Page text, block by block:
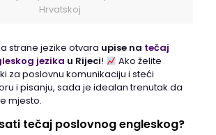
Hrvatskoj
strane jezike otvara upise na tečaj
jezika u Rijeci!
Ako želite
za poslovnu komunikaciju i steći
i pisanju, sada je idealan trenutak da
mjesto.
tečaj poslovnog engleskog?